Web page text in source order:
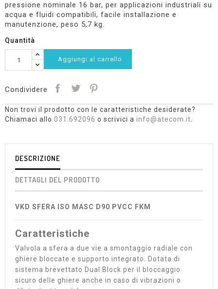
pressione nominale 16 bar, per applicazioni industriali su
acqua e fluidi compatibili, facile installazione e
manutenzione, peso 5,7 kg.
Quantità
Aggiungi al carrello
Condividere
Non trovi il prodotto con le caratteristiche desiderate?
Chiamaci allo 031.692096 o scrivici a info@atecom.it
DESCRIZIONE
DETTAGLI DEL PRODOTTO
VKD SFERA ISO MASC D90 PVCC FKM
Caratteristiche
Valvola a sfera a due vie a smontaggio radiale con
ghiere bloccate e supporto integrato. Dotata di
sistema brevettato Dual Block per il bloccaggio
sicuro delle ghiere anche in caso di vibrazioni o